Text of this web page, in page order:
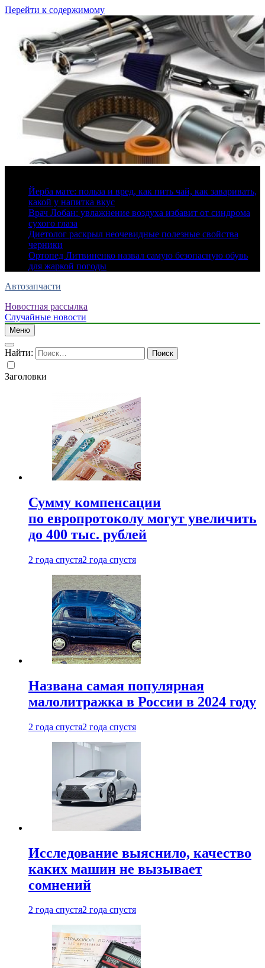
Перейти к содержимому
Йерба мате: польза и вред, как пить чай, как заваривать,
какой у напитка вкус
Врач Лобан: увлажнение воздуха избавит от синдрома
сухого глаза
Диетолог раскрыл неочевидные полезные свойства
черники
Ортопед Литвиненко назвал самую безопасную обувь
для жаркой погоды
Автозапчасти
Новостная рассылка
Случайные новости
Меню
Найти:
Заголовки
Сумму компенсации
по европротоколу могут увеличить
до 400 тыс. рублей
2 года спустя2 года спустя
Названа самая популярная
малолитражка в России в 2024 году
2 года спустя2 года спустя
Исследование выяснило, качество
каких машин не вызывает
сомнений
2 года спустя2 года спустя